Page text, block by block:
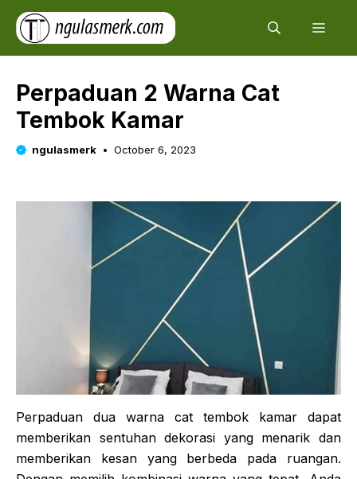
Skip
content
Perpaduan 2 Warna Cat
Tembok Kamar
ngulasmerk October 6, 2023
Perpaduan dua warna cat tembok kamar dapat
memberikan sentuhan dekorasi yang menarik dan
memberikan kesan yang berbeda pada ruangan.